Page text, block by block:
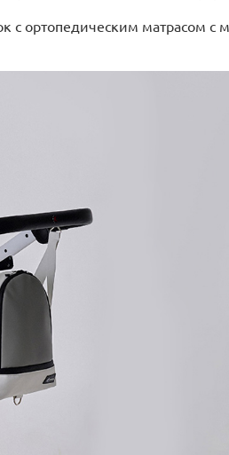
ортопедическим матрасом с